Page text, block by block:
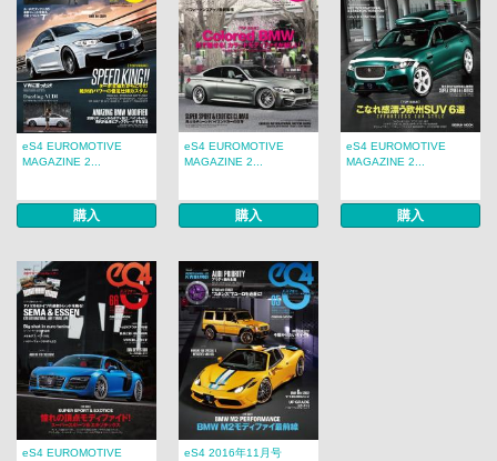
eS4 EUROMOTIVE
MAGAZINE 2...
購入
eS4 EUROMOTIVE
MAGAZINE 2...
購入
eS4 EUROMOTIVE
MAGAZINE 2...
購入
eS4 EUROMOTIVE
eS4 2016年11月号